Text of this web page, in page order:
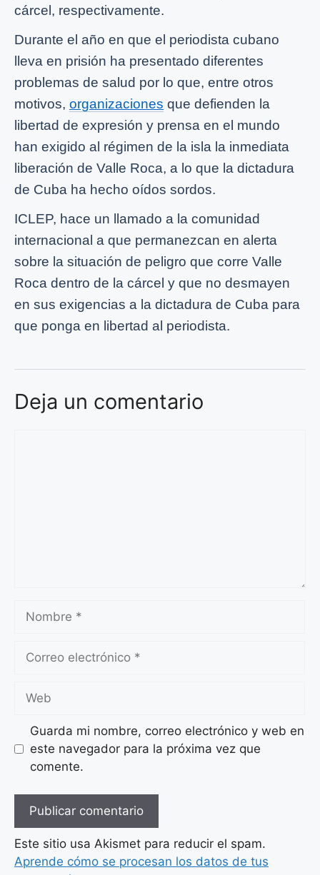
cárcel, respectivamente.
Durante el año en que el periodista cubano
lleva en prisión ha presentado diferentes
problemas de salud por lo que, entre otros
motivos, organizaciones que defienden la
libertad de expresión y prensa en el mundo
han exigido al régimen de la isla la inmediata
liberación de Valle Roca, a lo que la dictadura
de Cuba ha hecho oídos sordos.
ICLEP, hace un llamado a la comunidad
internacional a que permanezcan en alerta
sobre la situación de peligro que corre Valle
Roca dentro de la cárcel y que no desmayen
en sus exigencias a la dictadura de Cuba para
que ponga en libertad al periodista.
Deja un comentario
Nombre
Correo
Web
Guarda mi nombre, correo electrónico y web en
este navegador para la próxima vez que
comente.
Este sitio usa Akismet para reducir el spam.
Aprende cómo se procesan los datos de tus